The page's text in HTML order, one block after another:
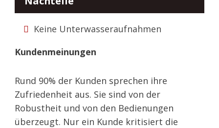
Keine Unterwasseraufnahmen
Kundenmeinungen
Rund 90% der Kunden sprechen ihre
Zufriedenheit aus. Sie sind von der
Robustheit und von den Bedienungen
überzeugt. Nur ein Kunde kritisiert die